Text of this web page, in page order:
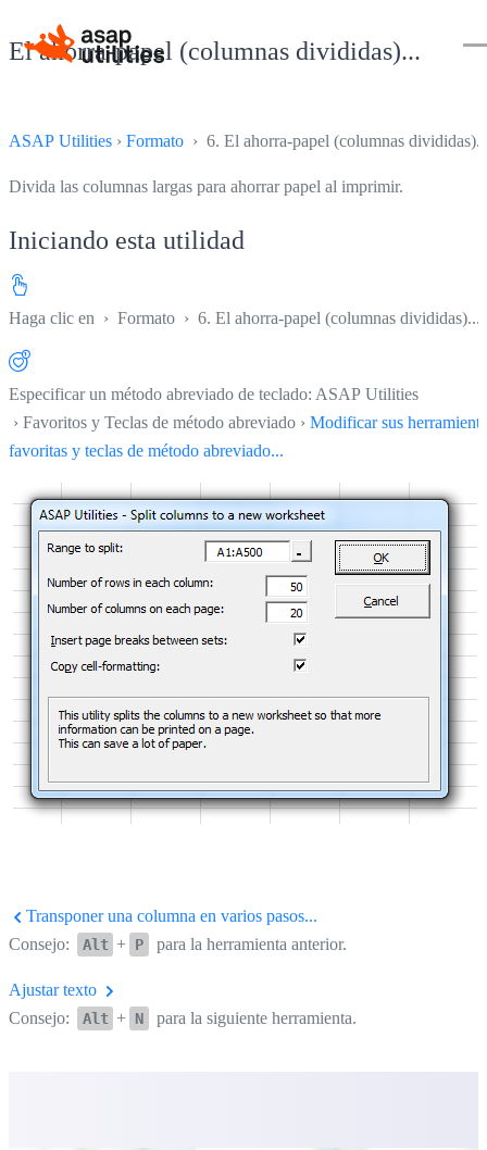
El ahorra-papel (columnas divididas)...
ASAP Utilities › Formato › 6. El ahorra-papel (columnas
Divida las columnas largas para ahorrar papel al imprimir.
Iniciando esta utilidad
Haga clic en › Formato › 6. El ahorra-papel (columnas divididas)...
Especificar un método abreviado de teclado: ASAP Utilities
› Favoritos y Teclas de método abreviado › Modificar sus
favoritas y teclas de método abreviado...
Transponer una columna en varios pasos...
Consejo:
Alt + P para la herramienta anterior.
Ajustar texto
Consejo:
Alt + N para la siguiente herramienta.